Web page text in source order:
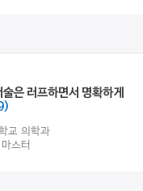
술은 러프하면서 명확하게
교 의학과
스터